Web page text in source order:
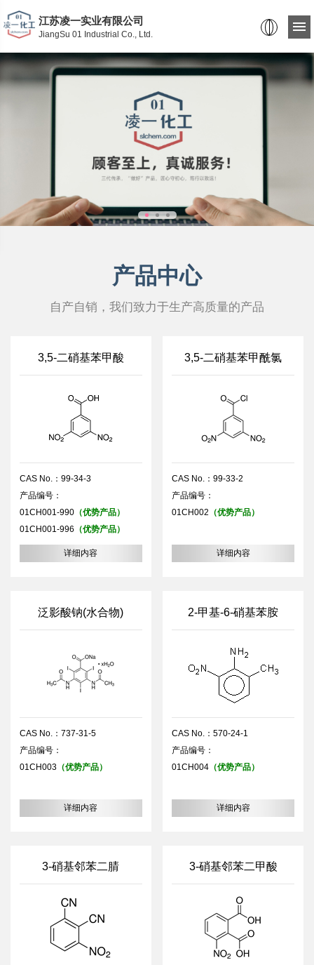
江苏凌一实业有限公司
JiangSu 01 Industrial Co., Ltd.
产品中心
自产自销，我们致力于生产高质量的产品
3,5-二硝基苯甲酸
CAS No.：99-34-3
产品编号：
01CH001-990（优势产品）
01CH001-996 （优势产品）
详细内容
3,5-二硝基苯甲酰氯
CAS No.：99-33-2
产品编号：
01CH002 （优势产品）
详细内容
泛影酸钠(水合物)
CAS No.：737-31-5
产品编号：
01CH003（优势产品）
详细内容
2-甲基-6-硝基苯胺
CAS No.：570-24-1
产品编号：
01CH004（优势产品）
详细内容
3-硝基邻苯二腈 3-硝基邻苯二甲酸